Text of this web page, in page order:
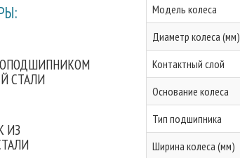
СТАЛИ
ИЗ
Модель колеса
Диаметр колеса (мм)
Контактный слой
Основание колеса
Тип подшипника
Ширина колеса (мм)